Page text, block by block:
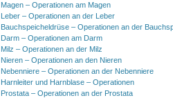
Magen – Operationen am Magen
Leber – Operationen an der Leber
Bauchspeicheldrüse – Operationen an der
Darm – Operationen am Darm
Milz – Operationen an der Milz
Nieren – Operationen an den Nieren
Nebenniere – Operationen an der Nebenniere
Harnleiter und Harnblase – Operationen
Prostata – Operationen an der Prostata